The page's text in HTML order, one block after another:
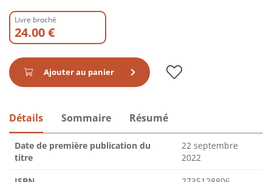
Livre broché
24.00 €
Ajouter au panier
Détails Sommaire Résumé
Date de première publication du
titre
22 septembre
2022